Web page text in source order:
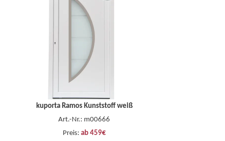
kuporta Ramos Kunststoff weiß
Art.-Nr.: m00666
Preis: ab 459€